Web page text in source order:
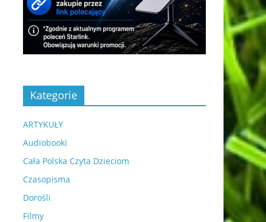
Kategorie
ARTYKUŁY
Audiobooki
Cała Polska Czyta Dzieciom
Czasopisma
Dorośli
Filmy